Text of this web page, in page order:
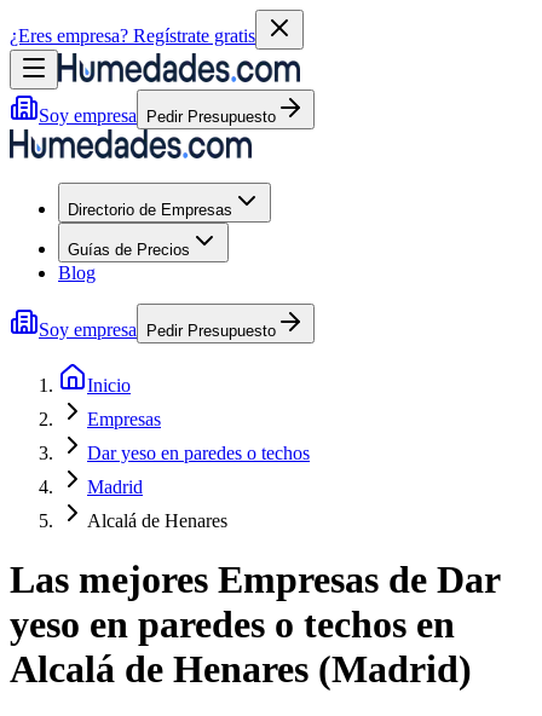
¿Eres empresa? Regístrate gratis
Soy empresa Pedir Presupuesto
Directorio de Empresas
Guías de Precios
Blog
Soy empresa Pedir Presupuesto
Inicio
Empresas
Dar yeso en paredes o techos
Madrid
Alcalá de Henares
Las mejores Empresas de Dar
yeso en paredes o techos en
Alcalá de Henares (Madrid)